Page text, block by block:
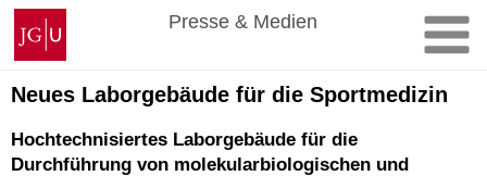
Zum
Inhalt
springen
Johannes
Gutenberg-
Universität
Mainz
Presse & Medien
Neues Laborgebäude für die Sportmedizin
Hochtechnisiertes Laborgebäude für die
Durchführung von molekularbiologischen und